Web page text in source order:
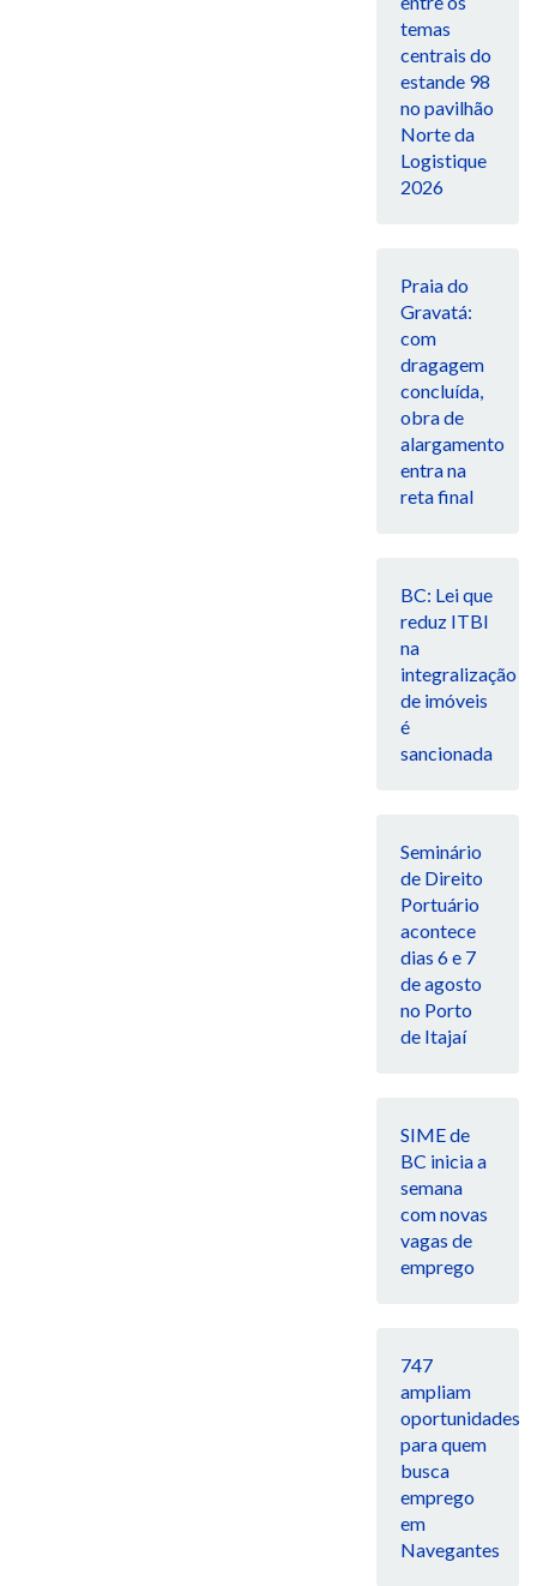
temas
centrais do
estande 98
no pavilhão
Norte da
Logistique
2026
Praia do
Gravatá:
com
dragagem
concluída,
obra de
alargamento
entra na
reta final
BC: Lei que
reduz ITBI
na
integralização
de imóveis
é
sancionada
Seminário
de Direito
Portuário
acontece
dias 6 e 7
de agosto
no Porto
de Itajaí
SIME de
BC inicia a
semana
com novas
vagas de
emprego
747
ampliam
oportunidades
para quem
busca
emprego
em
Navegantes